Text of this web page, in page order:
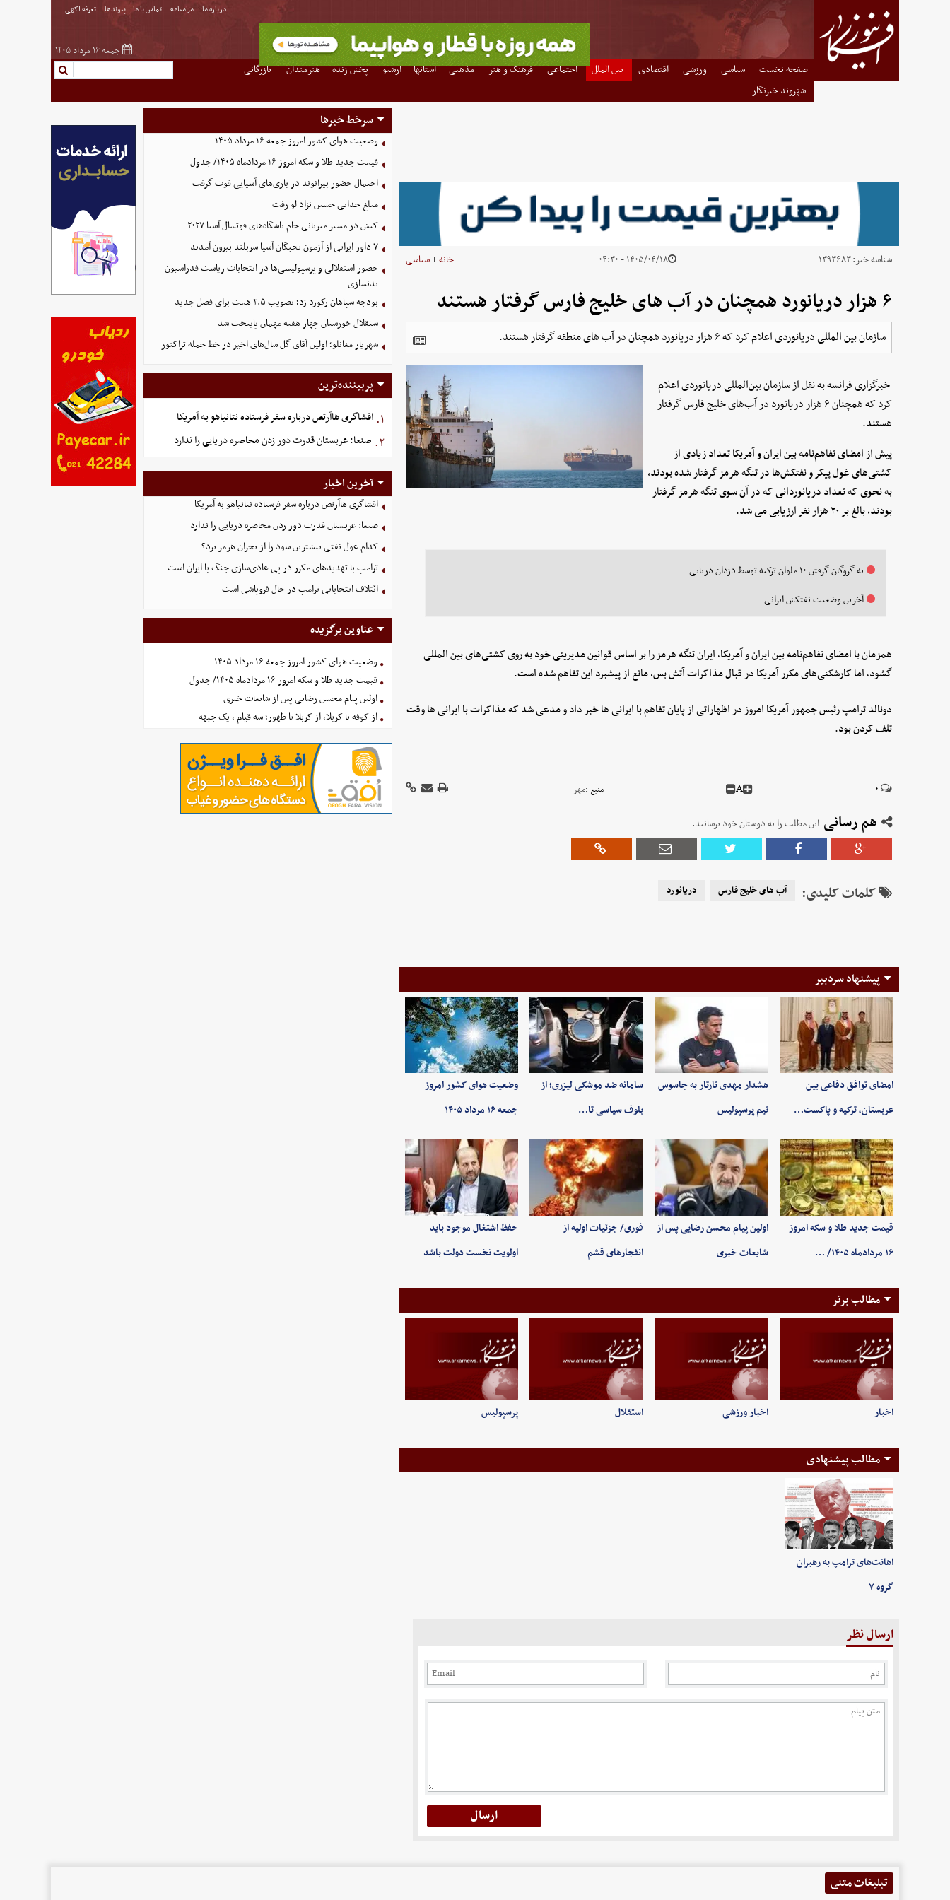
درباره ما مرامنامه تماس با ما پیوندها تعرفه اگهی
جمعه ۱۶ مرداد ۱۴۰۵
صفحه نخست سیاسی ورزشی اقتصادی بین الملل اجتماعی فرهنگ و هنر مذهبی استانها آرشیو پخش زنده هنرمندان
بازرگانی
شهروند خبرنگار
شناسه خبر:۱۳۹۳۶۸۳ ۱۴۰۵/۰۴/۱۸ - ۰۴:۳۰ خانه | سیاسی
۶ هزار دریانورد همچنان در آب های خلیج‌ فارس گرفتار هستند
سازمان بین المللی دریانوردی اعلام کرد که ۶ هزار دریانورد همچنان در آب های منطقه گرفتار هستند.
خبرگزاری فرانسه به نقل از سازمان بین‌المللی دریانوردی اعلام
کرد که همچنان ۶ هزار دریانورد در آب‌های خلیج فارس گرفتار
هستند.
پیش از امضای تفاهم‌نامه بین ایران و آمریکا تعداد زیادی از
کشتی‌های غول پیکر و نفتکش‌ها در تنگه هرمز گرفتار شده بودند،
به نحوی که تعداد دریانوردانی که در آن سوی تنگه هرمز گرفتار
بودند، بالغ بر ۲۰ هزار نفر ارزیابی می شد.
به گروگان‌ گرفتن ۱۰ ملوان ترکیه توسط دزدان دریایی
آخرین وضعیت نفتکش ایرانی
همزمان با امضای تفاهم‌نامه بین ایران و آمریکا، ایران تنگه هرمز را بر اساس قوانین مدیریتی خود به روی کشتی‌های بین المللی
گشود، اما کارشکنی‌های مکرر آمریکا در قبال مذاکرات آتش بس، مانع از پیشبرد این تفاهم شده است.
دونالد ترامپ رئیس جمهور آمریکا امروز در اظهاراتی از پایان تفاهم با ایرانی ها خبر داد و مدعی شد که مذاکرات با ایرانی ها وقت
تلف کردن بود.
۰ A منبع :مهر
هم رسانی این مطلب را به دوستان خود برسانید.
کلمات کلیدی: آب های خلیج فارس دریانورد
پیشنهاد سردبیر
امضای توافق دفاعی بین
عربستان، ترکیه و پاکست…
هشدار مهدی تارتار به جاسوس
تیم پرسپولیس
سامانه ضد موشکی لیزری؛ از
بلوف سیاسی تا…
وضعیت هوای کشور امروز
جمعه ۱۶ مرداد ۱۴۰۵
قیمت جدید طلا و سکه امروز
۱۶ مردادماه ۱۴۰۵/ …
اولین پیام محسن رضایی پس از
شایعات خبری
فوری/ جزئیات اولیه از
انفجارهای قشم
حفظ اشتغال موجود باید
اولویت نخست دولت باشد
مطالب برتر
اخبار اخبار ورزشی استقلال پرسپولیس
مطالب پیشنهادی
اهانت‌های ترامپ به رهبران
گروه ۷
ارسال نظر
سرخط خبرها
وضعیت هوای کشور امروز جمعه ۱۶ مرداد ۱۴۰۵
قیمت جدید طلا و سکه امروز ۱۶ مردادماه ۱۴۰۵/ جدول
احتمال حضور بیرانوند در بازی‌های آسیایی قوت گرفت
مبلغ جدایی حسین نژاد لو رفت
کیش در مسیر میزبانی جام باشگاه‌های فوتسال آسیا ۲۰۲۷
۷ داور ایرانی از آزمون نخبگان آسیا سربلند بیرون آمدند
حضور استقلالی و پرسپولیسی‌ها در انتخابات ریاست فدراسیون
بدنسازی
بودجه سپاهان رکورد زد؛ تصویب ۲.۵ همت برای فصل جدید
ستقلال خوزستان چهار هفته مهمان پایتخت شد
شهریار مغانلو؛ اولین آقای گل سال‌های اخیر در خط حمله تراکتور
پربیننده‌ترین
۱. افشاگری هاآرتص درباره سفر فرستاده نتانیاهو به آمریکا
۲. صنعا: عربستان قدرت دور زدن محاصره دریایی را ندارد
آخرین اخبار
افشاگری هاآرتص درباره سفر فرستاده نتانیاهو به آمریکا
صنعا: عربستان قدرت دور زدن محاصره دریایی را ندارد
کدام غول نفتی بیشترین سود را از بحران هرمز برد؟
ترامپ با تهدیدهای مکرر در پی عادی‌سازی جنگ با ایران است
ائتلاف انتخاباتی ترامپ در حال فروپاشی است
عناوین برگزیده
وضعیت هوای کشور امروز جمعه ۱۶ مرداد ۱۴۰۵
قیمت جدید طلا و سکه امروز ۱۶ مردادماه ۱۴۰۵/ جدول
اولین پیام محسن رضایی پس از شایعات خبری
از کوفه تا کربلا، از کربلا تا ظهور؛ سه قیام ، یک جبهه
تبلیغات متنی